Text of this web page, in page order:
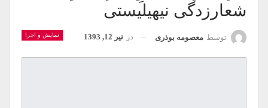
شعارزدگی نیهیلیستی
نمایش و اجرا توسطمعصومه بوذری درتیر 12, 1393